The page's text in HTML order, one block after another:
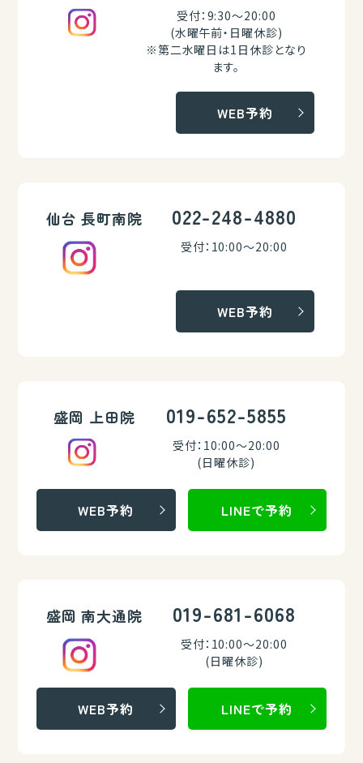
受付：9:30～20:00
(水曜午前・日曜休診)
※第二水曜日は1日休診となり
ます。
WEB予約
仙台 長町南院 022-248-4880
受付：10:00～20:00
WEB予約
盛岡 上田院 019-652-5855
受付：10:00～20:00
(日曜休診)
WEB予約 LINEで予約
盛岡 南大通院 019-681-6068
受付：10:00～20:00
(日曜休診)
WEB予約 LINEで予約